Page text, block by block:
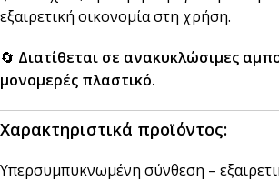
εξαιρετική οικονομία στη χρήση.
🔄 Διατίθεται σε ανακυκλώσιμες
μονομερές πλαστικό.
Χαρακτηριστικά προϊόντος:
Υπερσυμπυκνωμένη σύνθεση –